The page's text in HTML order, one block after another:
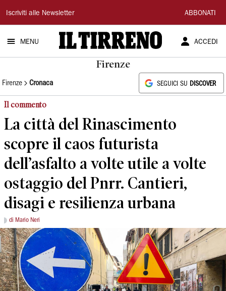
Il
Tirreno
Iscriviti alle Newsletter ABBONATI
MENU ACCEDI
Firenze
Firenze Cronaca SEGUICI SU DISCOVER
Il commento
La città del Rinascimento
scopre il caos futurista
dell’asfalto a volte utile a volte
ostaggio del Pnrr. Cantieri,
disagi e resilienza urbana
di Mario Neri